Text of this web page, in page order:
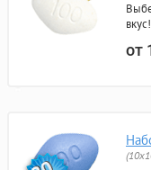
вкус!
от